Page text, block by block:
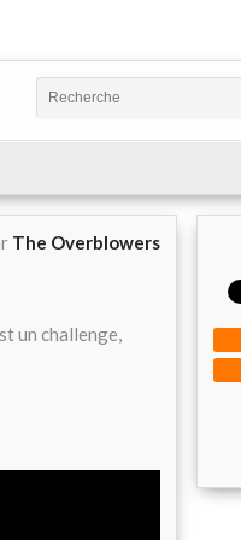
The Overblowers
un challenge,